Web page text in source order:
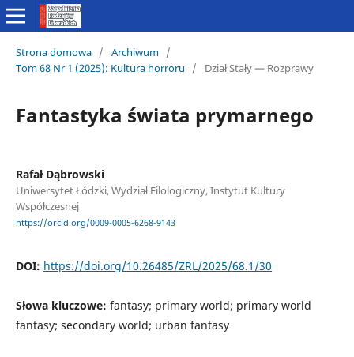
Strona domowa / Archiwum /
Tom 68 Nr 1 (2025): Kultura horroru
/ Dział Stały — Rozprawy
Fantastyka świata prymarnego
Rafał Dąbrowski
Uniwersytet Łódzki, Wydział Filologiczny, Instytut Kultury
Współczesnej
https://orcid.org/0009-0005-6268-9143
DOI: https://doi.org/10.26485/ZRL/2025/68.1/30
Słowa kluczowe: fantasy; primary world; primary world
fantasy; secondary world; urban fantasy